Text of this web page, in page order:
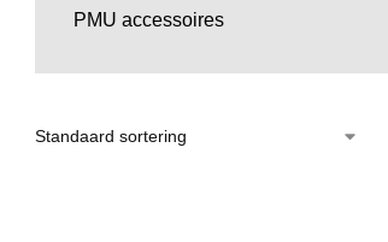
PMU accessoires